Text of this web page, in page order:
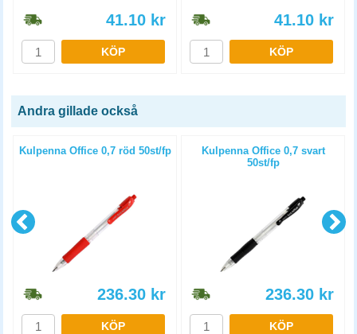
41.10 kr
KÖP
41.10 kr
KÖP
Andra gillade också
Kulpenna Office 0,7 röd 50st/fp
236.30 kr
KÖP
Kulpenna Office 0,7 svart
50st/fp
236.30 kr
KÖP